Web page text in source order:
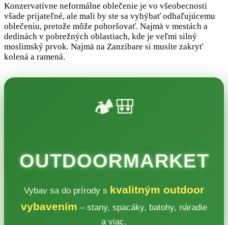
Konzervatívne neformálne oblečenie je vo všeobecnosti
všade prijateľné, ale mali by ste sa vyhýbať odhaľujúcemu
oblečeniu, pretože môže pohoršovať. Najmä v mestách a
dedinách v pobrežných oblastiach, kde je veľmi silný
moslimský prvok. Najmä na Zanzibare si musíte zakryť
kolená a ramená.
🏕️🎒
OUTDOORMARKET
Vybav sa do prírody s kvalitným outdoor
vybavením – stany, spacáky, batohy, náradie
a viac.